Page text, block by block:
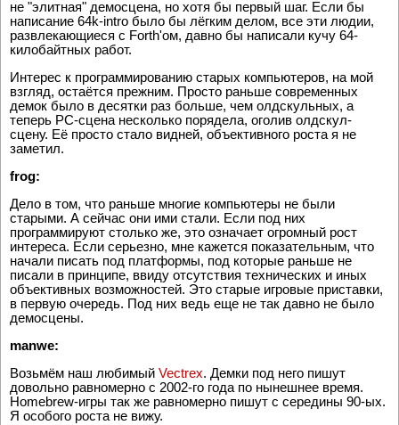
не "элитная" демосцена, но хотя бы первый шаг. Если бы
написание 64k-intro было бы лёгким делом, все эти людии,
развлекающиеся с Forth'ом, давно бы написали кучу 64-
килобайтных работ.
Интерес к программированию старых компьютеров, на мой
взгляд, остаётся прежним. Просто раньше современных
демок было в десятки раз больше, чем олдскульных, а
теперь PC-сцена несколько порядела, оголив олдскул-
сцену. Её просто стало видней, объективного роста я не
заметил.
frog:
Дело в том, что раньше многие компьютеры не были
старыми. А сейчас они ими стали. Если под них
программируют столько же, это означает огромный рост
интереса. Если серьезно, мне кажется показательным, что
начали писать под платформы, под которые раньше не
писали в принципе, ввиду отсутствия технических и иных
объективных возможностей. Это старые игровые приставки,
в первую очередь. Под них ведь еще не так давно не было
демосцены.
manwe:
Возьмём наш любимый Vectrex. Демки под него пишут
довольно равномерно с 2002-го года по нынешнее время.
Homebrew-игры так же равномерно пишут с середины 90-ых.
Я особого роста не вижу.